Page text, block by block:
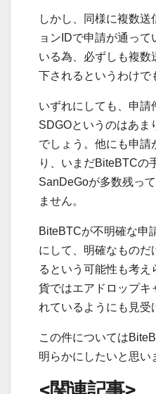
しかし、同様に複数
ョンIDで申請が通っ
いる為、必ずしも複数
下されるというわけで
いずれにしても、申
SDGOというのはあま
でしょう。他にも申請
り、いまだBiteBTCの
SanDeGoが多数残っ
ません。
BiteBTCが不明確な申
にして、明確なものだ
るという可能性も考え
貨ではエアドロップキ
れているようにも見受
この件については
明らかにしたいと思い